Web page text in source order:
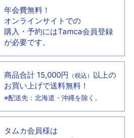
年会費無料！
オンラインサイトでの
購入・予約にはTamca会員登録
が必要です。
商品合計 15,000円 （税込） 以上の
お買い上げで送料無料！
※配送先：北海道・沖縄を除く。
タムカ会員様は